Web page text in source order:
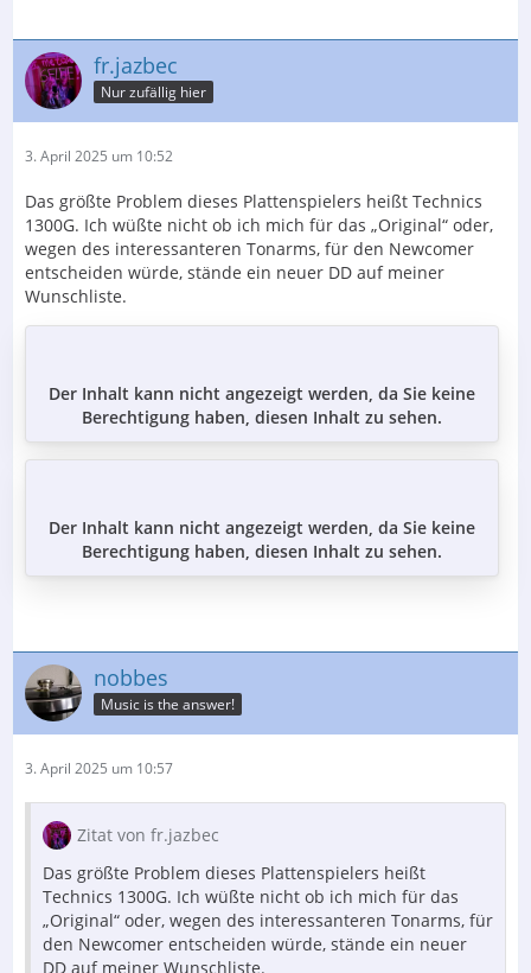
fr.jazbec
Nur zufällig hier
3. April 2025 um 10:52
Das größte Problem dieses Plattenspielers heißt Technics
1300G. Ich wüßte nicht ob ich mich für das „Original“ oder,
wegen des interessanteren Tonarms, für den Newcomer
entscheiden würde, stände ein neuer DD auf meiner
Wunschliste.
Der Inhalt kann nicht angezeigt werden, da Sie keine
Berechtigung haben, diesen Inhalt zu sehen.
Der Inhalt kann nicht angezeigt werden, da Sie keine
Berechtigung haben, diesen Inhalt zu sehen.
nobbes
Music is the answer!
3. April 2025 um 10:57
Zitat von fr.jazbec
Das größte Problem dieses Plattenspielers heißt
Technics 1300G. Ich wüßte nicht ob ich mich für das
„Original“ oder, wegen des interessanteren Tonarms, für
den Newcomer entscheiden würde, stände ein neuer
DD auf meiner Wunschliste.